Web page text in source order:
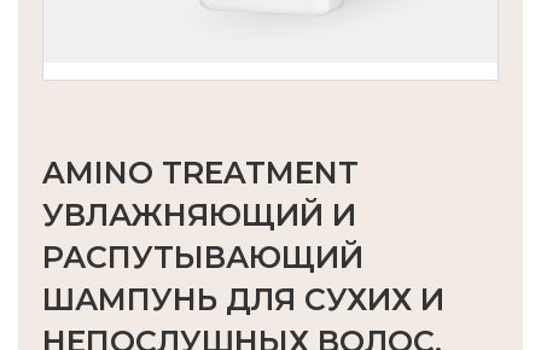
AMINO TREATMENT
УВЛАЖНЯЮЩИЙ И
РАСПУТЫВАЮЩИЙ
ШАМПУНЬ ДЛЯ СУХИХ И
НЕПОСЛУШНЫХ ВОЛОС,